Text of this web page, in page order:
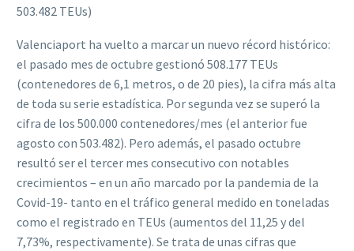
503.482 TEUs)
Valenciaport ha vuelto a marcar un nuevo récord histórico:
el pasado mes de octubre gestionó 508.177 TEUs
(contenedores de 6,1 metros, o de 20 pies), la cifra más alta
de toda su serie estadística. Por segunda vez se superó la
cifra de los 500.000 contenedores/mes (el anterior fue
agosto con 503.482). Pero además, el pasado octubre
resultó ser el tercer mes consecutivo con notables
crecimientos – en un año marcado por la pandemia de la
Covid-19- tanto en el tráfico general medido en toneladas
como el registrado en TEUs (aumentos del 11,25 y del
7,73%, respectivamente). Se trata de unas cifras que